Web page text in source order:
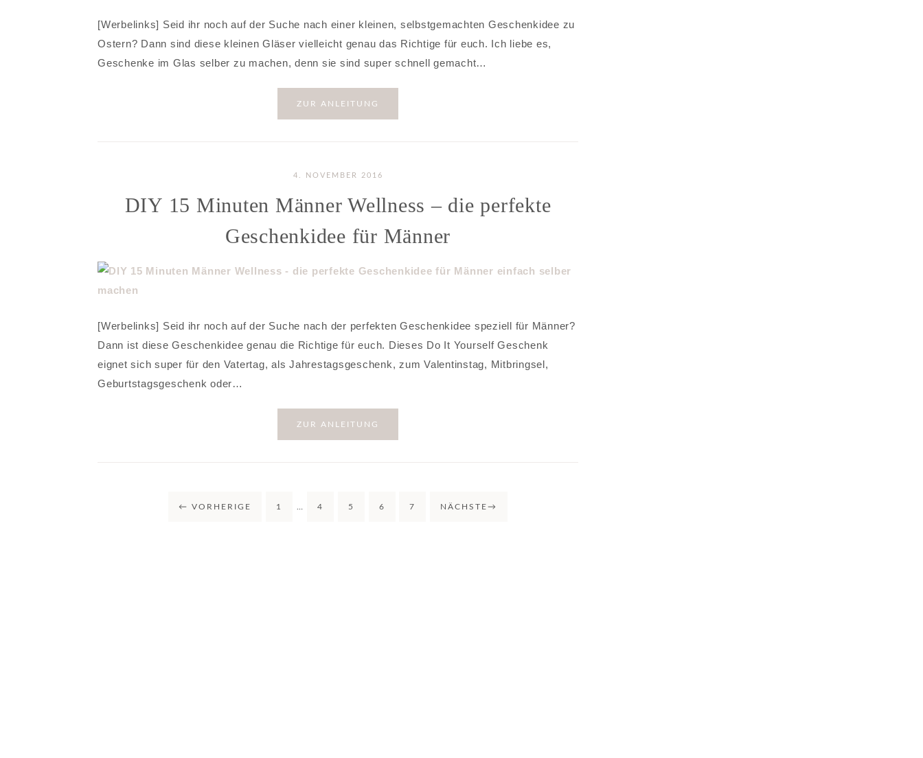
[Werbelinks] Seid ihr noch auf der Suche nach einer kleinen, selbstgemachten Geschenkidee zu
Ostern? Dann sind diese kleinen Gläser vielleicht genau das Richtige für euch. Ich liebe es,
Geschenke im Glas selber zu machen, denn sie sind super schnell gemacht…
ZUR ANLEITUNG
4. NOVEMBER 2016
DIY 15 Minuten Männer Wellness – die perfekte
Geschenkidee für Männer
[Werbelinks] Seid ihr noch auf der Suche nach der perfekten Geschenkidee speziell für Männer?
Dann ist diese Geschenkidee genau die Richtige für euch. Dieses Do It Yourself Geschenk
eignet sich super für den Vatertag, als Jahrestagsgeschenk, zum Valentinstag, Mitbringsel,
Geburtstagsgeschenk oder…
ZUR ANLEITUNG
← VORHERIGE 1 4 5 6 7 NÄCHSTE→